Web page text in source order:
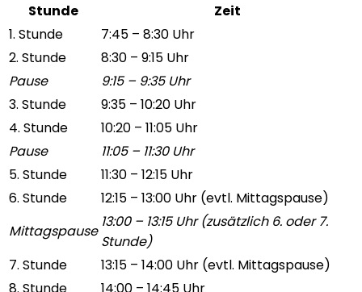
Stunde
Zeit
1. Stunde
7:45 – 8:30 Uhr
2. Stunde
8:30 – 9:15 Uhr
Pause
9:15 – 9:35 Uhr
3. Stunde
9:35 – 10:20 Uhr
4. Stunde
10:20 – 11:05 Uhr
Pause
11:05 – 11:30 Uhr
5. Stunde
11:30 – 12:15 Uhr
6. Stunde
12:15 – 13:00 Uhr (evtl. Mittagspause)
Mittagspause
13:00 – 13:15 Uhr (zusätzlich 6. oder 7.
Stunde)
7. Stunde
13:15 – 14:00 Uhr (evtl. Mittagspause)
8. Stunde
14:00 – 14:45 Uhr